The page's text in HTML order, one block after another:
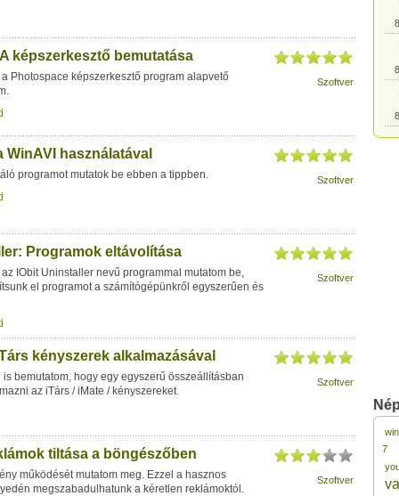
képszerkesztő bemutatása
Photospace képszerkesztő program alapvető
Szoftver
WinAVI használatával
programot mutatok be ebben a tippben.
Szoftver
Programok eltávolítása
IObit Uninstaller nevű programmal mutatom be,
el programot a számítógépünkről egyszerűen és
Szoftver
kényszerek alkalmazásával
bemutatom, hogy egy egyszerű összeállításban
az iTárs / iMate / kényszereket.
Szoftver
tiltása a böngészőben
működését mutatom meg. Ezzel a hasznos
megszabadulhatunk a kéretlen reklámoktól.
Szoftver
7